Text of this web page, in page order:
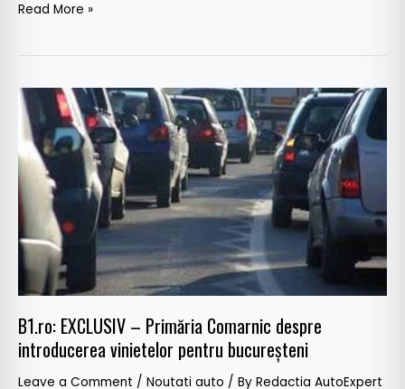
Read More »
B1.ro: EXCLUSIV – Primăria Comarnic despre
introducerea vinietelor pentru bucureșteni
Leave a Comment / Noutati auto / By Redactia AutoExpert
B1.ro:
EXCLUSIV
–
Primăria
Comarnic
despre
introducerea
vinietelor
pentru
bucureșteni